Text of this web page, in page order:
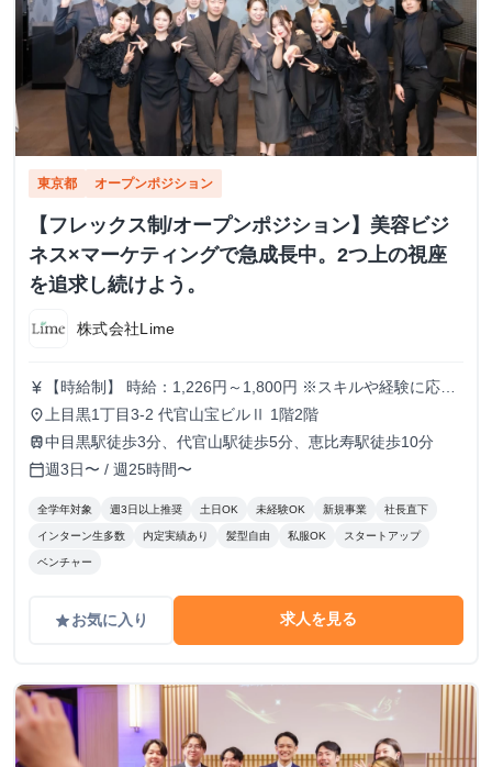
東京都 オープンポジション
【フレックス制/オープンポジション】美容ビジ
ネス×マーケティングで急成長中。2つ上の視座
を追求し続けよう。
株式会社Lime
currency_yen
【時給制】 時給：1,226円～1,800円 ※スキルや経験に応じ
て昇給します。 【月給制】 尚、フルコミットできる方は月
給制もご用意しております。 月給: 230,000円〜 ※毎月行う
評価面談により毎月昇給の可能性あり ※年間の昇給平均額
80,000円 <モデル月収> 260,000円 /入社6ヶ月 330,000
円 /入社1年 400,000円 /入社1年半 500,000円 /入社2年
place 上目黒1丁目3-2 代官山宝ビルⅡ 1階2階
train中目黒駅徒歩3分、代官山駅徒歩5分、恵比寿駅徒歩10分
calendar_today週3日〜 / 週25時間〜
全学年対象 週3日以上推奨 土日OK 未経験OK 新規事業 社長直下
インターン生多数 内定実績あり 髪型自由 私服OK スタートアップ
ベンチャー
gradeお気に入り 求人を見る